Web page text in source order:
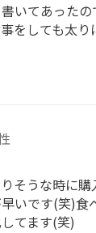
いてあった
をしても太
そうな時に
いです(笑)
てます(笑)